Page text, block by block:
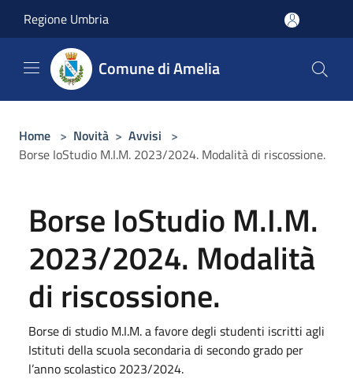
Regione Umbria
Comune di Amelia
Home > Novità > Avvisi >
Borse IoStudio M.I.M. 2023/2024. Modalità di riscossione.
Borse IoStudio M.I.M.
2023/2024. Modalità
di riscossione.
Borse di studio M.I.M. a favore degli studenti iscritti agli
Istituti della scuola secondaria di secondo grado per
l’anno scolastico 2023/2024.